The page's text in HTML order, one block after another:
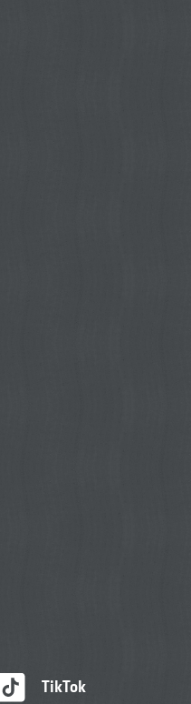
TikTok